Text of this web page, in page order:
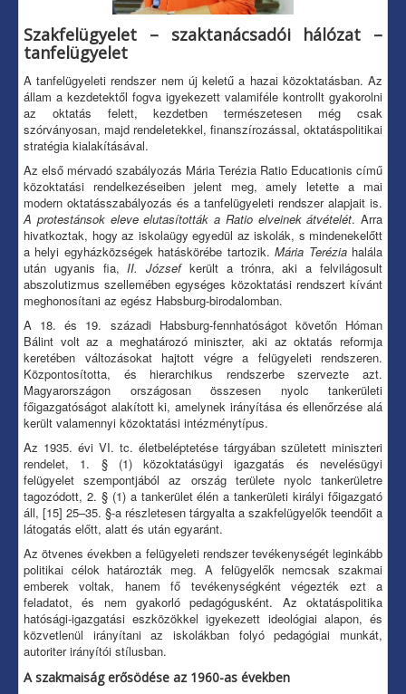
Szakfelügyelet – szaktanácsadói hálózat –
tanfelügyelet
A tanfelügyeleti rendszer nem új keletű a hazai közoktatásban. Az
állam a kezdetektől fogva igyekezett valamiféle kontrollt gyakorolni
az oktatás felett, kezdetben természetesen még csak
szórványosan, majd rendeletekkel, finanszírozással, oktatáspolitikai
stratégia kialakításával.
Az első mérvadó szabályozás Mária Terézia Ratio Educationis című
közoktatási rendelkezéseiben jelent meg, amely letette a mai
modern oktatásszabályozás és a tanfelügyeleti rendszer alapjait is.
A protestánsok eleve elutasították a Ratio elveinek átvételét. Arra
hivatkoztak, hogy az iskolaügy egyedül az iskolák, s mindenekelőtt
a helyi egyházközségek hatáskörébe tartozik.Mária Teréziahalála
után ugyanis fia,II. Józsefkerült a trónra, aki a felvilágosult
abszolutizmus szellemében egységes közoktatási rendszert kívánt
meghonosítani az egész Habsburg-birodalomban.
A 18. és 19. századi Habsburg-fennhatóságot követőn Hóman
Bálint volt az a meghatározó miniszter, aki az oktatás reformja
keretében változásokat hajtott végre a felügyeleti rendszeren.
Központosította, és hierarchikus rendszerbe szervezte azt.
Magyarországon országosan összesen nyolc tankerületi
főigazgatóságot alakított ki, amelynek irányítása és ellenőrzése alá
került valamennyi közoktatási intézménytípus.
Az 1935. évi VI. tc. életbeléptetése tárgyában született miniszteri
rendelet, 1. § (1) közoktatásügyi igazgatás és nevelésügyi
felügyelet szempontjából az ország területe nyolc tankerületre
tagozódott, 2. § (1) a tankerület élén a tankerületi királyi főigazgató
áll, [15] 25–35. §-a részletesen tárgyalta a szakfelügyelők teendőit a
látogatás előtt, alatt és után egyaránt.
Az ötvenes években a felügyeleti rendszer tevékenységét leginkább
politikai célok határozták meg. A felügyelők nemcsak szakmai
emberek voltak, hanem fő tevékenységként végezték ezt a
feladatot, és nem gyakorló pedagógusként. Az oktatáspolitika
hatósági-igazgatási eszközökkel igyekezett ideológiai alapon, és
közvetlenül irányítani az iskolákban folyó pedagógiai munkát,
autoriter irányítói stílusban.
A szakmaiság erősödése az 1960-as években